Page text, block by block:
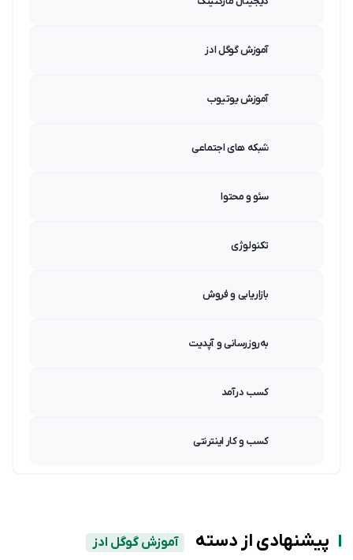
آموزش گوگل ادز
آموزش یوتیوب
شبکه های اجتماعی
سئو و محتوا
تکنولوژی
بازاریابی و فروش
به‌روزرسانی و آپدیت
کسب درآمد
کسب و کار اینترنتی
پیشنهادی از دسته آموزش گوگل ادز